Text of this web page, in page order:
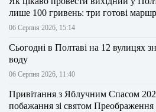
лише 100 гривень: три готові
06 Серпня 2026, 15:14
Сьогодні в Полтаві на 12 вулицях
воду
06 Серпня 2026, 11:40
Привітання з Яблучним Спасом
побажання зі святом Преображення